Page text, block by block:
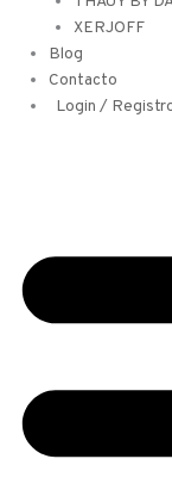
XERJOFF
Blog
Contacto
Login /